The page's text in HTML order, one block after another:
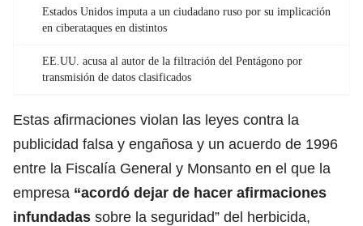
Estados Unidos imputa a un ciudadano ruso por su implicación
en ciberataques en distintos
EE.UU. acusa al autor de la filtración del Pentágono por
transmisión de datos clasificados
Estas afirmaciones violan las leyes contra la
publicidad falsa y engañosa y un acuerdo de 1996
entre la Fiscalía General y Monsanto en el que la
empresa “acordó dejar de hacer afirmaciones
infundadas sobre la seguridad” del herbicida,